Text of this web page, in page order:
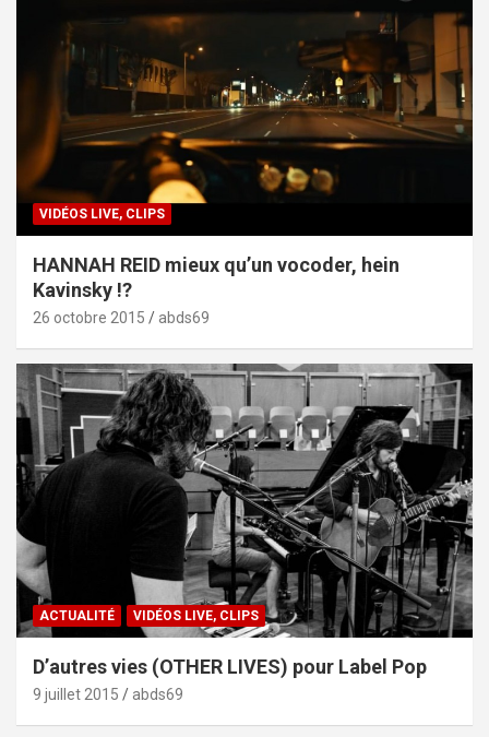
VIDÉOS LIVE, CLIPS
HANNAH REID mieux qu’un vocoder, hein
Kavinsky !?
26 octobre 2015 abds69
ACTUALITÉ VIDÉOS LIVE, CLIPS
D’autres vies (OTHER LIVES) pour Label Pop
9 juillet 2015 abds69